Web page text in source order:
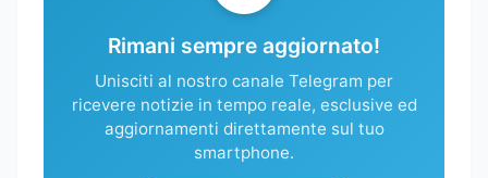
Rimani sempre aggiornato!
Unisciti al nostro canale Telegram per
ricevere notizie in tempo reale, esclusive ed
aggiornamenti direttamente sul tuo
smartphone.